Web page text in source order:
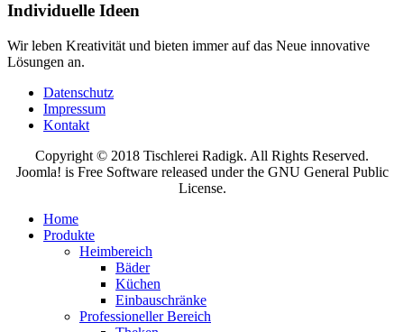
Individuelle Ideen
Wir leben Kreativität und bieten immer auf das Neue innovative
Lösungen an.
Datenschutz
Impressum
Kontakt
Copyright © 2018 Tischlerei Radigk. All Rights Reserved.
Joomla! is Free Software released under the GNU General Public
License.
Home
Produkte
Heimbereich
Bäder
Küchen
Einbauschränke
Professioneller Bereich